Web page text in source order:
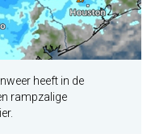
heeft in de
rampzalige